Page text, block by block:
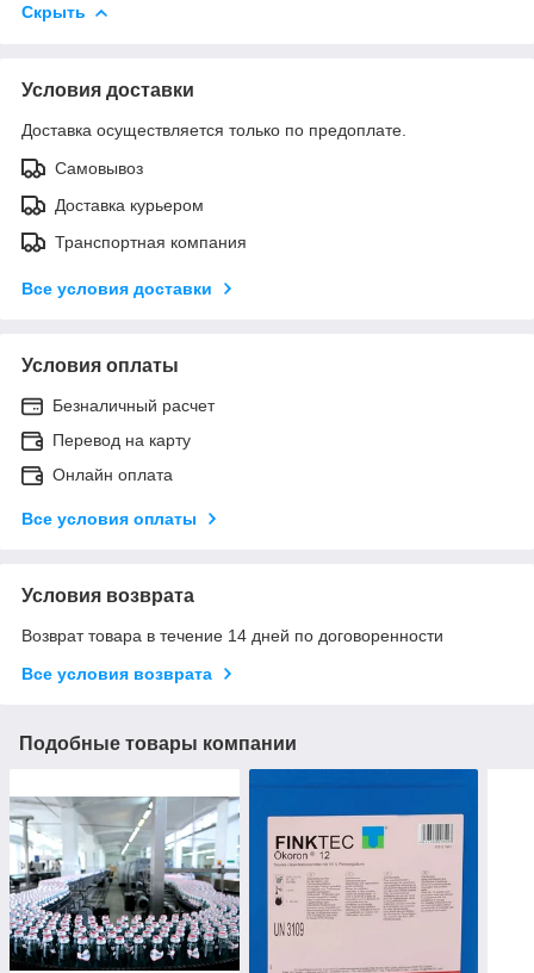
Скрыть
Условия доставки
Доставка осуществляется только по предоплате.
Самовывоз
Доставка курьером
Транспортная компания
Все условия доставки
Условия оплаты
Безналичный расчет
Перевод на карту
Онлайн оплата
Все условия оплаты
Условия возврата
Возврат товара в течение 14 дней по договоренности
Все условия возврата
Подобные товары компании